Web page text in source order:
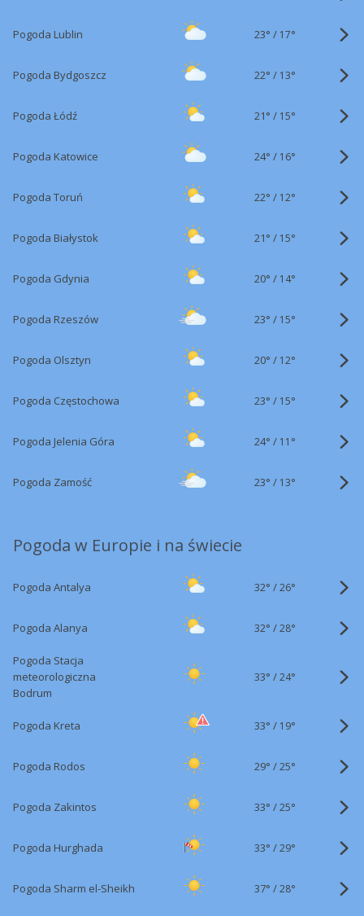
Pogoda Lublin 23° / 17°
Pogoda Bydgoszcz 22° / 13°
Pogoda Łódź 21° / 15°
Pogoda Katowice 24° / 16°
Pogoda Toruń 22° / 12°
Pogoda Białystok 21° / 15°
Pogoda Gdynia 20° / 14°
Pogoda Rzeszów 23° / 15°
Pogoda Olsztyn 20° / 12°
Pogoda Częstochowa 23° / 15°
Pogoda Jelenia Góra 24° / 11°
Pogoda Zamość 23° / 13°
Pogoda w Europie i na świecie
Pogoda Antalya 32° /26°
Pogoda Alanya 32° /28°
Pogoda Stacja
meteorologiczna
Bodrum
33° /24°
Pogoda Kreta 33° / 19°
Pogoda Rodos 29° /25°
Pogoda Zakintos 33° /25°
Pogoda Hurghada 33° /29°
Pogoda Sharm el-Sheikh 37° /28°